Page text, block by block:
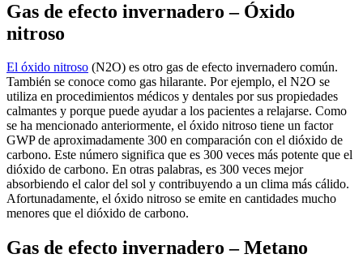
Gas de efecto invernadero – Óxido
nitroso
El óxido nitroso (N2O) es otro gas de efecto invernadero común.
También se conoce como gas hilarante. Por ejemplo, el N2O se
utiliza en procedimientos médicos y dentales por sus propiedades
calmantes y porque puede ayudar a los pacientes a relajarse. Como
se ha mencionado anteriormente, el óxido nitroso tiene un factor
GWP de aproximadamente 300 en comparación con el dióxido de
carbono. Este número significa que es 300 veces más potente que el
dióxido de carbono. En otras palabras, es 300 veces mejor
absorbiendo el calor del sol y contribuyendo a un clima más cálido.
Afortunadamente, el óxido nitroso se emite en cantidades mucho
menores que el dióxido de carbono.
Gas de efecto invernadero – Metano